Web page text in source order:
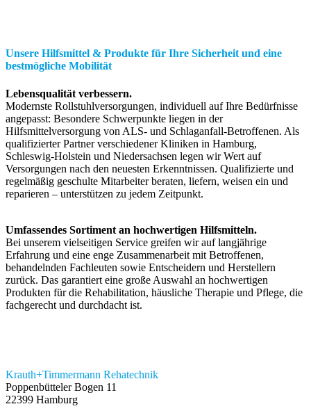
Unsere Hilfsmittel & Produkte für Ihre Sicherheit und eine
bestmögliche Mobilität
Lebensqualität verbessern.
Modernste Rollstuhlversorgungen, individuell auf Ihre Bedürfnisse
angepasst: Besondere Schwerpunkte liegen in der
Hilfsmittelversorgung von ALS- und Schlaganfall-Betroffenen. Als
qualifizierter Partner verschiedener Kliniken in Hamburg,
Schleswig-Holstein und Niedersachsen legen wir Wert auf
Versorgungen nach den neuesten Erkenntnissen. Qualifizierte und
regelmäßig geschulte Mitarbeiter beraten, liefern, weisen ein und
reparieren – unterstützen zu jedem Zeitpunkt.
Umfassendes Sortiment an hochwertigen Hilfsmitteln.
Bei unserem vielseitigen Service greifen wir auf langjährige
Erfahrung und eine enge Zusammenarbeit mit Betroffenen,
behandelnden Fachleuten sowie Entscheidern und Herstellern
zurück. Das garantiert eine große Auswahl an hochwertigen
Produkten für die Rehabilitation, häusliche Therapie und Pflege, die
fachgerecht und durchdacht ist.
Krauth+Timmermann Rehatechnik
Poppenbütteler Bogen 11
22399 Hamburg